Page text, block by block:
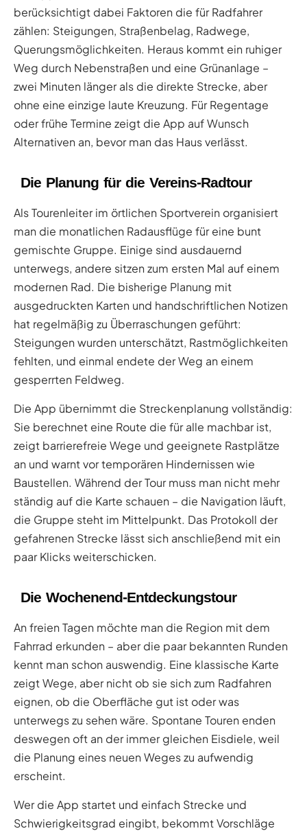
berücksichtigt dabei Faktoren die für Radfahrer
zählen: Steigungen, Straßenbelag, Radwege,
Querungsmöglichkeiten. Heraus kommt ein ruhiger
Weg durch Nebenstraßen und eine Grünanlage –
zwei Minuten länger als die direkte Strecke, aber
ohne eine einzige laute Kreuzung. Für Regentage
oder frühe Termine zeigt die App auf Wunsch
Alternativen an, bevor man das Haus verlässt.
Die Planung für die Vereins-Radtour
Als Tourenleiter im örtlichen Sportverein organisiert
man die monatlichen Radausflüge für eine bunt
gemischte Gruppe. Einige sind ausdauernd
unterwegs, andere sitzen zum ersten Mal auf einem
modernen Rad. Die bisherige Planung mit
ausgedruckten Karten und handschriftlichen Notizen
hat regelmäßig zu Überraschungen geführt:
Steigungen wurden unterschätzt, Rastmöglichkeiten
fehlten, und einmal endete der Weg an einem
gesperrten Feldweg.
Die App übernimmt die Streckenplanung vollständig:
Sie berechnet eine Route die für alle machbar ist,
zeigt barrierefreie Wege und geeignete Rastplätze
an und warnt vor temporären Hindernissen wie
Baustellen. Während der Tour muss man nicht mehr
ständig auf die Karte schauen – die Navigation läuft,
die Gruppe steht im Mittelpunkt. Das Protokoll der
gefahrenen Strecke lässt sich anschließend mit ein
paar Klicks weiterschicken.
Die Wochenend-Entdeckungstour
An freien Tagen möchte man die Region mit dem
Fahrrad erkunden – aber die paar bekannten Runden
kennt man schon auswendig. Eine klassische Karte
zeigt Wege, aber nicht ob sie sich zum Radfahren
eignen, ob die Oberfläche gut ist oder was
unterwegs zu sehen wäre. Spontane Touren enden
deswegen oft an der immer gleichen Eisdiele, weil
die Planung eines neuen Weges zu aufwendig
erscheint.
Wer die App startet und einfach Strecke und
Schwierigkeitsgrad eingibt, bekommt Vorschläge